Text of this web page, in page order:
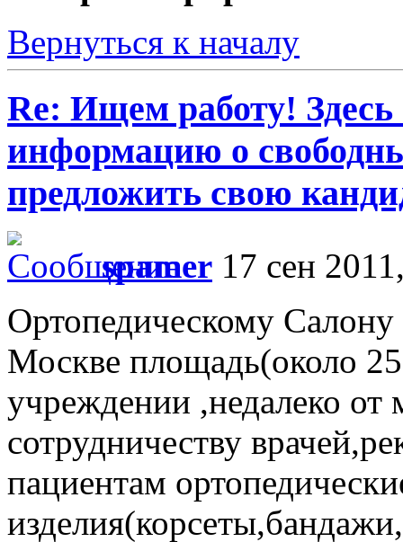
Вернуться к началу
Re: Ищем работу!
информацию о
предложить свою
spamer 17 сен
Ортопедическому
Москве площадь(около
учреждении ,недалеко
сотрудничеству
пациентам